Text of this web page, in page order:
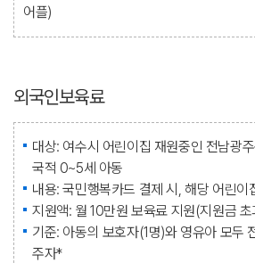
어플)
외국인보육료
대상: 여수시 어린이집 재원중인 전남광
국적 0~5세 아동
내용: 국민행복카드 결제 시, 해당 어린이
지원액: 월 10만원 보육료 지원(지원금
기준: 아동의 보호자(1명)와 영유아 모두
주자*